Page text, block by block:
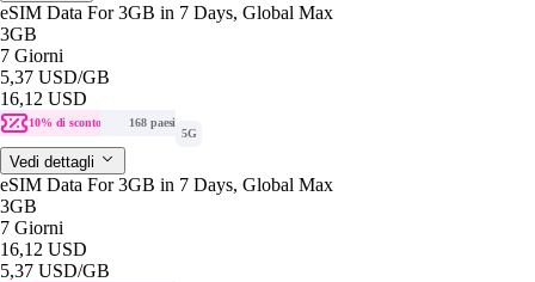
eSIM Data For 3GB in 7 Days, Global Max
3GB
7 Giorni
5,37 USD/GB
16,12 USD
10% di sconto
168 paesi
5G
Vedi dettagli
eSIM Data For 3GB in 7 Days, Global Max
3GB
7 Giorni
16,12 USD
5,37 USD/GB